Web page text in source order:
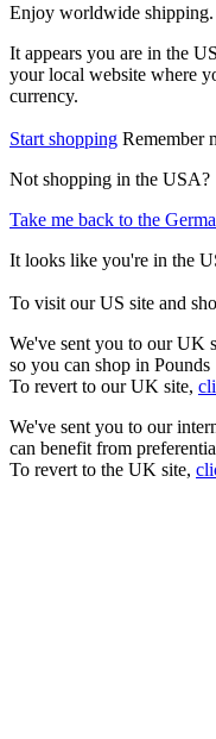
Enjoy worldwide shipping.
It appears you are in the
your local website where
currency.
Start shopping Remember
Not shopping in the USA?
Take me back to the
It looks like you're in the
To visit our US site and
We've sent you to our UK
so you can shop in Pounds
To revert to our UK site,
We've sent you to our
can benefit from
To revert to the UK site,